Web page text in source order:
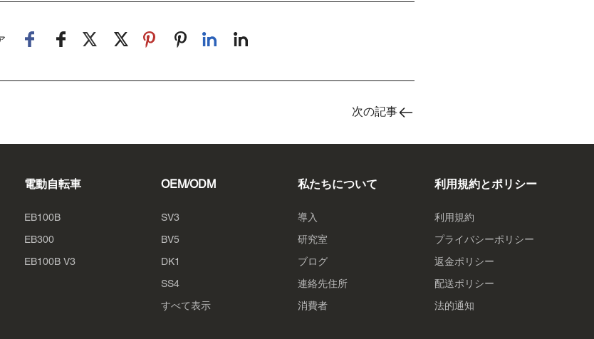
次の記事
電動自転車
EB100B
EB300
EB100B V3
OEM/ODM
SV3
BV5
DK1
SS4
すべて表示
私たちについて
導入
研究室
ブログ
連絡先住所
消費者
利用規約とポリシー
利用規約
プライバシーポリシー
返金ポリシー
配送ポリシー
法的通知